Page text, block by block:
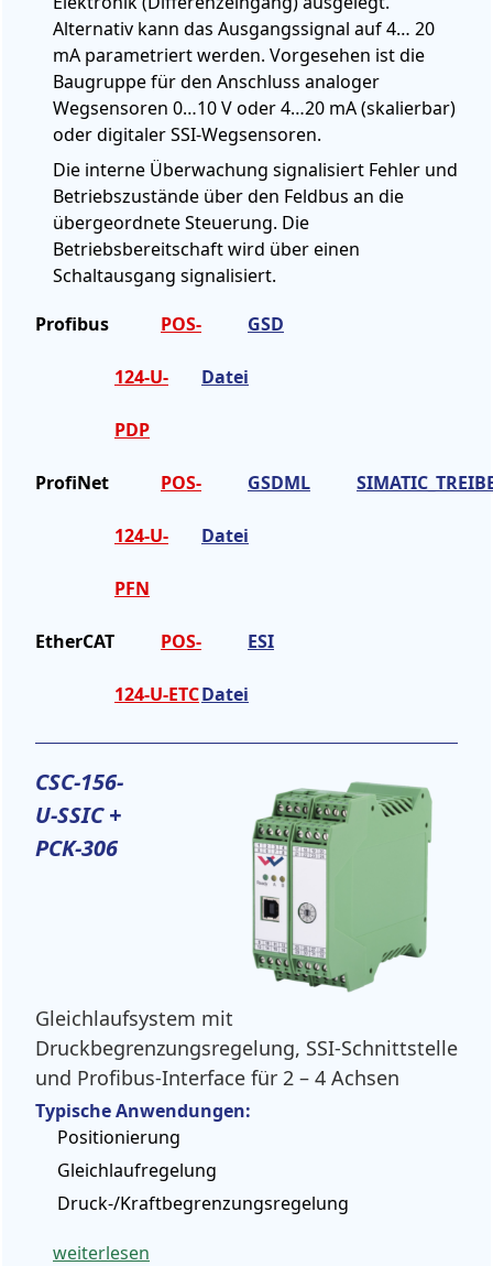
Alternativ kann das Ausgangssignal auf 4… 20
mA parametriert werden. Vorgesehen ist die
Baugruppe für den Anschluss analoger
Wegsensoren 0…10 V oder 4…20 mA (skalierbar)
oder digitaler SSI-Wegsensoren.
Die interne Überwachung signalisiert Fehler und
Betriebszustände über den Feldbus an die
übergeordnete Steuerung. Die
Betriebsbereitschaft wird über einen
Schaltausgang signalisiert.
Profibus
POS-
124-U-
PDP
GSD
Datei
ProfiNet POS-
124-U-
PFN
GSDML
Datei
EtherCAT POS-
124-U-ETC
ESI
Datei
CSC-156-
U-SSIC +
PCK-306
Gleichlaufsystem mit
Druckbegrenzungsregelung, SSI-Schnittstelle
und Profibus-Interface für 2 – 4 Achsen
Typische Anwendungen:
Positionierung
Gleichlaufregelung
Druck-/Kraftbegrenzungsregelung
weiterlesen